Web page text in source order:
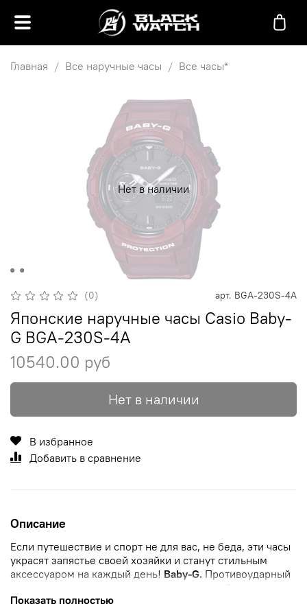
Главная Все наручные часы Все часы*
Нет в наличии
(0) арт. BGA-230S-4A
Японские наручные часы Casio Baby-
G BGA-230S-4A
10540.00 руб
Нет в наличии
В избранное
Добавить в сравнение
Описание
Если путешествие и спорт не для вас, не беда, эти часы
украсят запястье своей хозяйки и станут стильным
аксессуаром на каждый день! Baby-G. Противоударный
Циферблат подсвечивается светодиодом.
Показать полностью